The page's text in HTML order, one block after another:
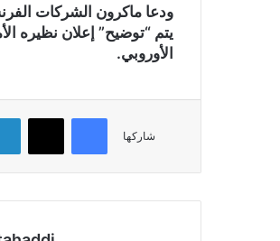
ودعا ماكرون الشركات
يتم “توضيح” إعلان نظيره
الأوروبي.
شاركها
فيسبوك